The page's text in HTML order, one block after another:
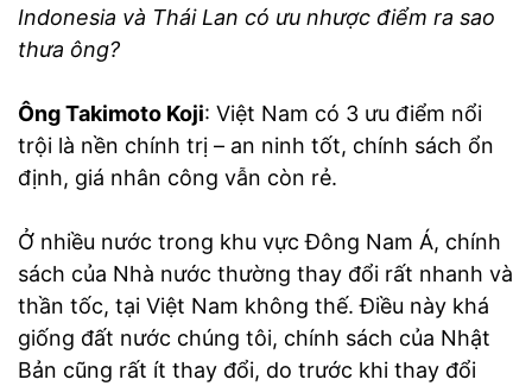
Indonesia và Thái Lan có ưu nhược điểm ra sao
thưa ông?
Ông Takimoto Koji: Việt Nam có 3 ưu điểm nổi
trội là nền chính trị – an ninh tốt, chính sách ổn
định, giá nhân công vẫn còn rẻ.
Ở nhiều nước trong khu vực Đông Nam Á, chính
sách của Nhà nước thường thay đổi rất nhanh và
thần tốc, tại Việt Nam không thế. Điều này khá
giống đất nước chúng tôi, chính sách của Nhật
Bản cũng rất ít thay đổi, do trước khi thay đổi